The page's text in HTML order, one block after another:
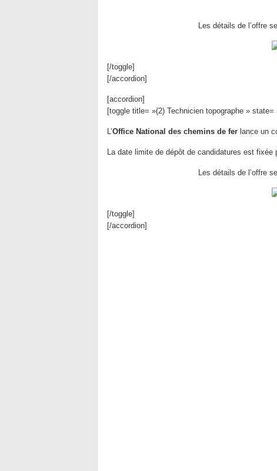
Les détails de l’offre
[/toggle]
[/accordion]
[accordion]
[toggle title= »(2) Technicien topographe » state=
L’Office National des chemins de fer lance un
La date limite de dépôt de candidatures est fixée
Les détails de l’offre
[/toggle]
[/accordion]